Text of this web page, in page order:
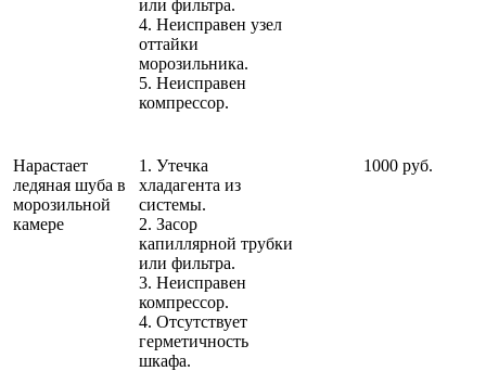
или фильтра.
4. Неисправен узел
оттайки
морозильника.
5. Неисправен
компрессор.
Нарастает
ледяная шуба в
морозильной
камере
1. Утечка
хладагента из
системы.
2. Засор
капиллярной трубки
или фильтра.
3. Неисправен
компрессор.
4. Отсутствует
герметичность
шкафа.
1000 руб.